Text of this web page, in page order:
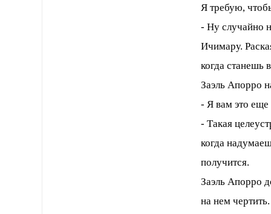
Я требую,
- Ну случайно
Ичимару.
когда станешь
Заэль Апорро
- Я вам это
- Такая
когда
получится.
Заэль Апорро
на нем чертить.